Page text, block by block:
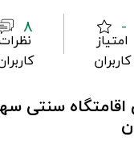
-
امتیاز
کاربران
8
سنتی